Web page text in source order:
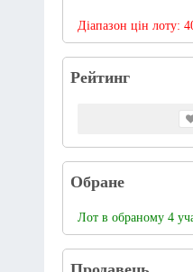
Діапазон цін лоту:
Рейтинг
Обране
Лот в обраному 4